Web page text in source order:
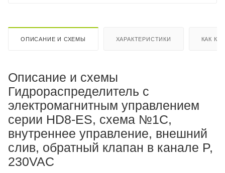
ОПИСАНИЕ И СХЕМЫ ХАРАКТЕРИСТИКИ КАК
Описание и схемы
Гидрораспределитель с
электромагнитным управлением
серии HD8-ES, схема №1C,
внутреннее управление, внешний
слив, обратный клапан в канале P,
230VAC